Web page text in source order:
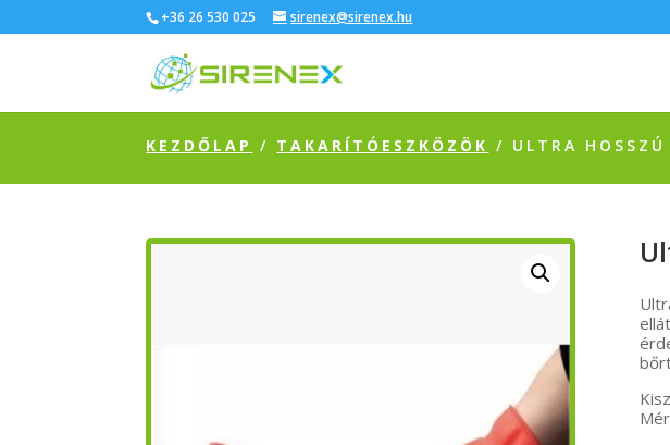
+36 26 530 025 sirenex@sirenex.hu
KEZDŐLAP / TAKARÍTÓESZKÖZÖK / ULTRA